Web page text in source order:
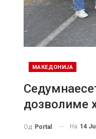
МАКЕДОНИЈА
дозволиме
Од Portal На 14